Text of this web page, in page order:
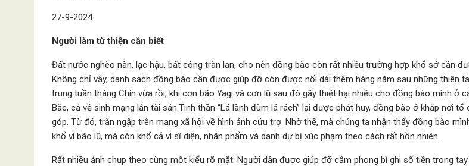
27-9-2024
Người làm từ thiện cần biết
Đất nước nghèo nàn, lạc hậu, bất công tràn lan, cho nên đồng bào còn rất nhiều trường hợp khổ sở cần
Không chỉ vậy, danh sách đồng bào cần được giúp đỡ còn được nối dài thêm hàng năm sau những thiên
trung tuần tháng Chín vừa rồi, khi cơn bão Yagi và cơn lũ sau đó gây thiệt hại nhiều cho đồng bào mình ở
Bắc, cả về sinh mạng lẫn tài sản.Tinh thần “Lá lành đùm lá rách” lại được phát huy, đồng bào ở khắp nơi tổ
góp. Từ đó, tràn ngập trên mạng xã hội về hình ảnh cứu trợ. Nhờ thế, mà chúng ta nhận thấy đồng bào
khổ vì bão lũ, mà còn khổ cả vì sĩ diện, nhân phẩm và danh dự bị xúc phạm theo cách rất hồn nhiên.
Rất nhiều ảnh chụp theo cùng một kiểu rõ mặt: Người dân được giúp đỡ cầm phong bì ghi số tiền trong